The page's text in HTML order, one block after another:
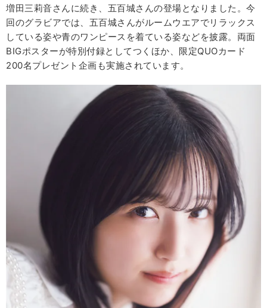
増田三莉音さんに続き、五百城さんの登場となりました。今
回のグラビアでは、五百城さんがルームウエアでリラックス
している姿や青のワンピースを着ている姿などを披露。両面
BIGポスターが特別付録としてつくほか、限定QUOカード
200名プレゼント企画も実施されています。